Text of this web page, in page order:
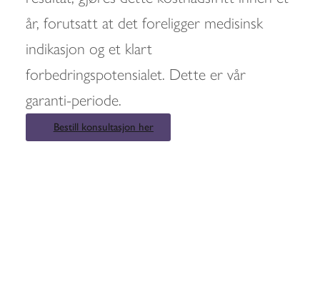
år, forutsatt at det foreligger medisinsk
indikasjon og et klart
forbedringspotensialet. Dette er vår
garanti-periode.
Bestill konsultasjon her